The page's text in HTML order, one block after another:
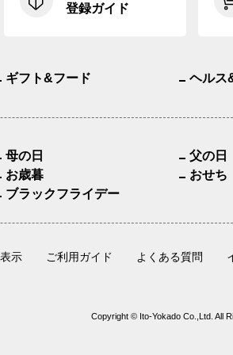
登録ガイド
ギフト&フード ヘルス
母の日 父の日
お歳暮
おせち
ブラックフライデー
示 ご利用ガイド よくある質問
Copyright © Ito-Yokado Co.,Ltd. All